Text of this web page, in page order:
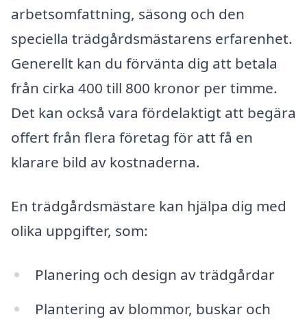
arbetsomfattning, säsong och den
speciella trädgårdsmästarens erfarenhet.
Generellt kan du förvänta dig att betala
från cirka 400 till 800 kronor per timme.
Det kan också vara fördelaktigt att begära
offert från flera företag för att få en
klarare bild av kostnaderna.
En trädgårdsmästare kan hjälpa dig med
olika uppgifter, som:
Planering och design av trädgårdar
Plantering av blommor, buskar och